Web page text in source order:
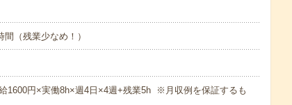
（残業少なめ！）
円×実働8h×週4日×4週+残業5h ※月収例を保証するも